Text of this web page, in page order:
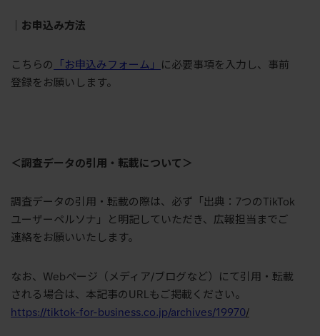
｜お申込み方法
こちらの 「お申込みフォーム」
に必要事項を入力し、事前
登録をお願いします。
＜調査データの引用・転載について＞
調査データの引用・転載の際は、必ず「出典：7つのTikTok
ユーザーペルソナ」と明記していただき、広報担当までご
連絡をお願いいたします。
なお、Webページ（メディア/ブログなど）にて引用・転載
される場合は、本記事のURLもご掲載ください。
https://tiktok-for-business.co.jp/archives/19970/